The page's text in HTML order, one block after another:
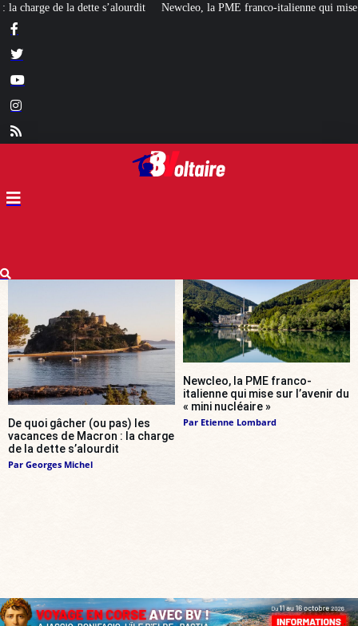
la PME franco-italienne qui mise sur l’avenir du « mini nucléaire »
De quoi gâcher (ou pas) les
vacances de Macron : la charge
de la dette s’alourdit
Par Georges Michel
Newcleo, la PME franco-
italienne qui mise sur l’avenir du
« mini nucléaire »
Par Etienne Lombard